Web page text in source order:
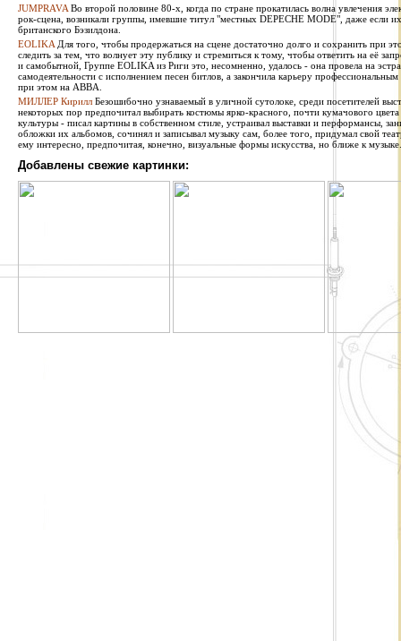
JUMPRAVA Во второй половине 80-х, когда по стране прокатилась волна увлечения
рок-сцена, возникали группы, имевшие титул "местных DEPECHE MODE", даже если
британского Бэзилдона.
EOLIKA Для того, чтобы продержаться на сцене достаточно долго и сохранить при
следить за тем, что волнует эту публику и стремиться к тому, чтобы ответить на её
и самобытной, Группе EOLIKA из Риги это, несомненно, удалось - она провела на
самодеятельности с исполнением песен битлов, а закончила карьеру
при этом на ABBA.
МИЛЛЕР Кирилл Безошибочно узнаваемый в уличной сутолоке, среди посетителей
некоторых пор предпочитал выбирать костюмы ярко-красного, почти кумачового
культуры - писал картины в собственном стиле, устраивал выставки и перформансы,
обложки их альбомов, сочинял и записывал музыку сам, более того, придумал свой
ему интересно, предпочитая, конечно, визуальные формы искусства, но ближе к музыке.
Добавлены свежие картинки: